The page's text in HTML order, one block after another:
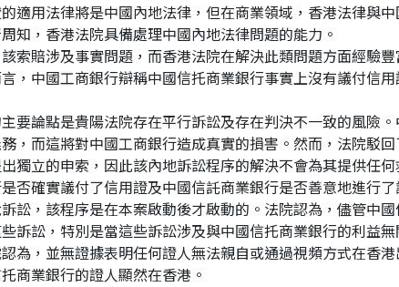
適用法律將是中國內地法律，但在商業領域，香港法律與
知，香港法院具備處理中國內地法律問題的能力。
索賠涉及事實問題，而香港法院在解決此類問題方面經驗豐
，中國工商銀行辯稱中國信托商業銀行事實上沒有議付信
要論點是貴陽法院存在平行訴訟及存在判決不一致的風險
，而這將對中國工商銀行造成真實的損害。然而，法院駁
獨立的申索，因此該內地訴訟程序的解決不會為其提供任
否確實議付了信用證及中國信託商業銀行是否善意地進行了
訟，該程序是在本案啟動後才啟動的。法院認為，儘管中
訴訟，特別是當這些訴訟涉及與中國信托商業銀行的利益無
為，並無證據表明任何證人無法親自或通過視頻方式在香
商業銀行的證人顯然在香港。